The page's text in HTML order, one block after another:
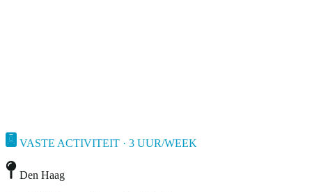
VASTE ACTIVITEIT · 3 UUR/WEEK
Den Haag